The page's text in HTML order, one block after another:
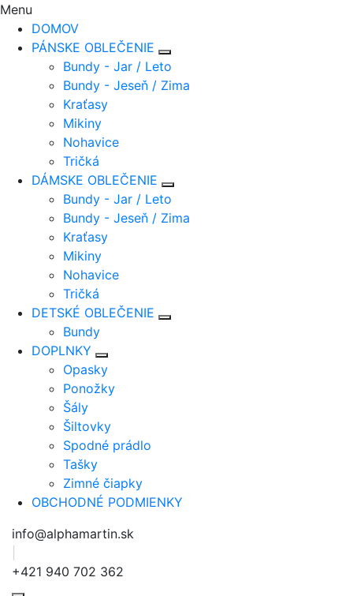
Menu
DOMOV
PÁNSKE OBLEČENIE
Bundy - Jar / Leto
Bundy - Jeseň / Zima
Kraťasy
Mikiny
Nohavice
Tričká
DÁMSKE OBLEČENIE
Bundy - Jar / Leto
Bundy - Jeseň / Zima
Kraťasy
Mikiny
Nohavice
Tričká
DETSKÉ OBLEČENIE
Bundy
DOPLNKY
Opasky
Ponožky
Šály
Šiltovky
Spodné prádlo
Tašky
Zimné čiapky
OBCHODNÉ PODMIENKY
info@alphamartin.sk
+421 940 702 362